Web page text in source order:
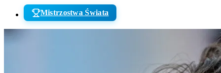
Mistrzostwa Świata